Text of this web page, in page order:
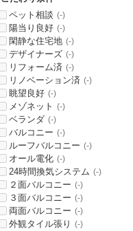
ペット相談 (-)
陽当り良好 (-)
閑静な住宅地 (-)
デザイナーズ (-)
リフォーム済 (-)
リノベーション済 (-)
眺望良好 (-)
メゾネット (-)
ベランダ (-)
バルコニー (-)
ルーフバルコニー (-)
オール電化 (-)
24時間換気システム (-)
２面バルコニー (-)
３面バルコニー (-)
両面バルコニー (-)
外観タイル張り (-)